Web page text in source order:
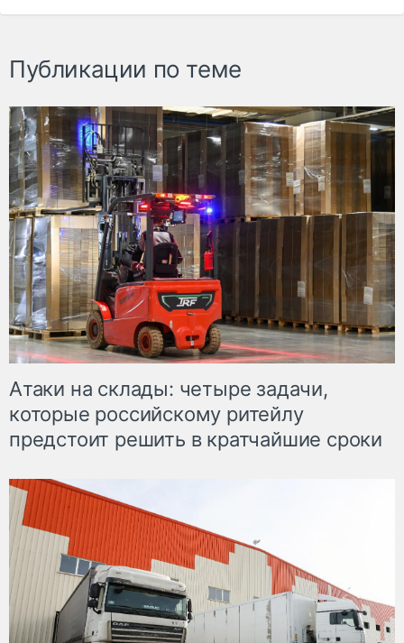
Публикации по теме
Атаки на склады: четыре задачи,
которые российскому ритейлу
предстоит решить в кратчайшие сроки